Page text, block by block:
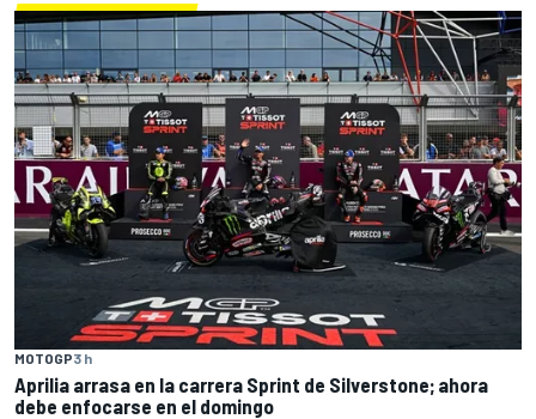
MOTOGP3 h
Aprilia arrasa en la carrera Sprint de Silverstone; ahora
debe enfocarse en el domingo